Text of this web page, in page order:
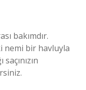
bakımdır.
nemi bir havluyla